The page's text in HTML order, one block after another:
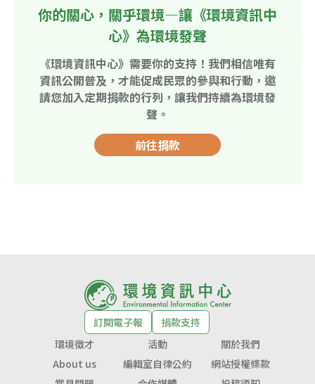
你的關心，關乎環境—讓《環境資訊中
心》為環境發聲
《環境資訊中心》需要你的支持！我們相信唯有
資訊公開普及，才能促成民眾的參與和行動，邀
請您加入定期捐款的行列，讓我們持續為環境發
聲。
前往捐款
訂閱電子報
捐款支持
環境徵才
活動
關於我們
About us
編輯室自律公約
網站授權條款